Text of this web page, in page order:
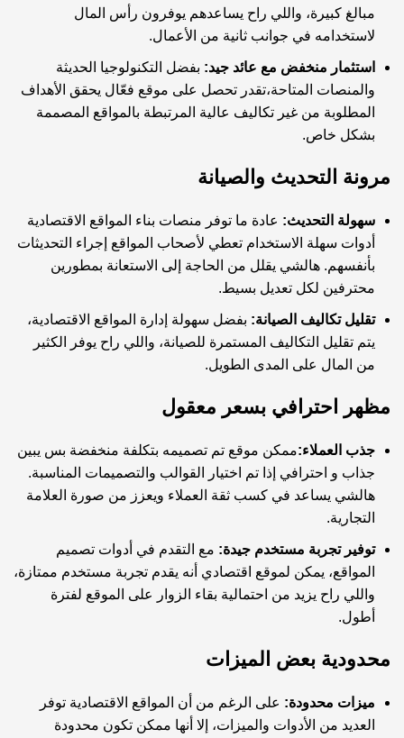
مبالغ كبيرة، واللي راح يساعدهم يوفرون رأس المال
لاستخدامه في جوانب ثانية من الأعمال.
استثمار منخفض مع عائد جيد: بفضل التكنولوجيا الحديثة
والمنصات المتاحة،تقدر تحصل على موقع فعّال يحقق الأهداف
المطلوبة من غير تكاليف عالية المرتبطة بالمواقع المصممة
بشكل خاص.
مرونة التحديث والصيانة
سهولة التحديث: عادة ما توفر منصات بناء المواقع الاقتصادية
أدوات سهلة الاستخدام تعطي لأصحاب المواقع إجراء التحديثات
بأنفسهم. هالشي يقلل من الحاجة إلى الاستعانة بمطورين
محترفين لكل تعديل بسيط.
تقليل تكاليف الصيانة: بفضل سهولة إدارة المواقع الاقتصادية،
يتم تقليل التكاليف المستمرة للصيانة، واللي راح يوفر الكثير
من المال على المدى الطويل.
مظهر احترافي بسعر معقول
جذب العملاء:ممكن موقع تم تصميمه بتكلفة منخفضة بس يبين
جذاب و احترافي إذا تم اختيار القوالب والتصميمات المناسبة.
هالشي يساعد في كسب ثقة العملاء ويعزز من صورة العلامة
التجارية.
توفير تجربة مستخدم جيدة: مع التقدم في أدوات تصميم
المواقع، يمكن لموقع اقتصادي أنه يقدم تجربة مستخدم ممتازة،
واللي راح يزيد من احتمالية بقاء الزوار على الموقع لفترة
أطول.
محدودية بعض الميزات
ميزات محدودة: على الرغم من أن المواقع الاقتصادية توفر
العديد من الأدوات والميزات، إلا أنها ممكن تكون محدودة